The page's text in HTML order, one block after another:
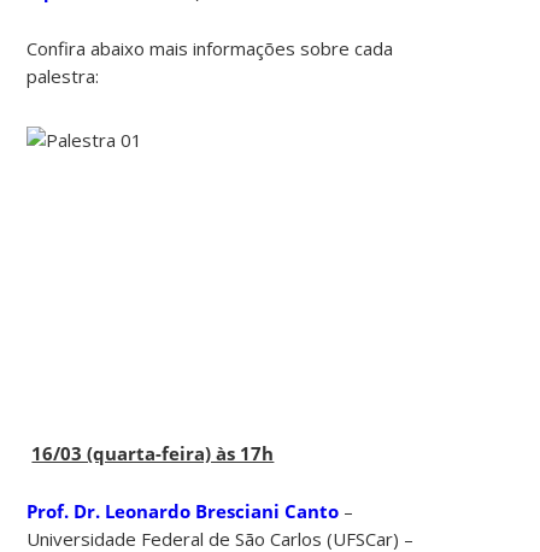
Confira abaixo mais informações sobre cada
palestra:
16/03 (quarta-feira) às 17h
Prof. Dr. Leonardo Bresciani Canto –
Universidade Federal de São Carlos (UFSCar) –